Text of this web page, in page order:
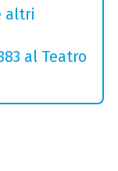
altri
al Teatro